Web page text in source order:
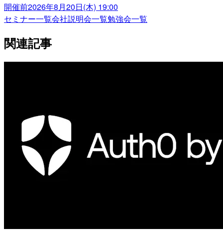
開催前2026年8月20日(木) 19:00
セミナー一覧会社説明会一覧勉強会一覧
関連記事